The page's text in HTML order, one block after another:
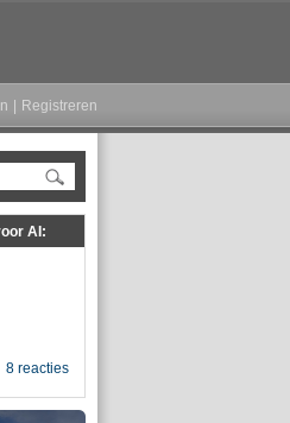
Registreren
AI:
8 reacties